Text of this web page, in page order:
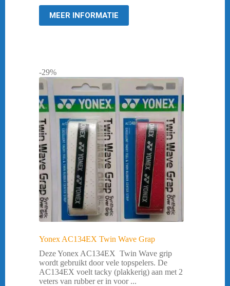
MEER INFORMATIE
-29%
Yonex AC134EX Twin Wave Grap
Deze Yonex AC134EX Twin Wave grip
wordt gebruikt door vele topspelers. De
AC134EX voelt tacky (plakkerig) aan met 2
veters van rubber er in voor ...